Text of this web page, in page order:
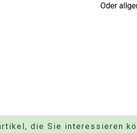
Oder
die Sie interessieren